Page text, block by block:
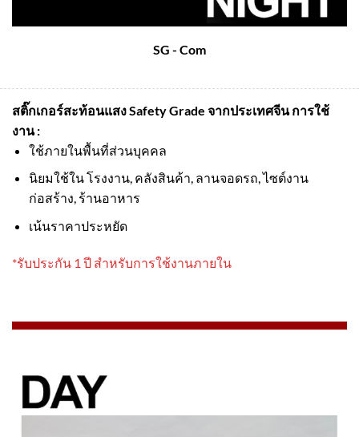
SG - Com
สติ๊กเกอร์สะท้อนแสง Safety Grade จากประเทศจีนการใช้
งาน :
ใช้ภายในพื้นที่ส่วนบุคคล
นิยมใช้ใน โรงงาน, คลังสินค้า, ลานจอดรถ, ไซต์งาน
ก่อสร้าง, ร้านอาหาร
เน้นราคาประหยัด
*รับประกัน 1 ปี สำหรับการใช้งานภายใน